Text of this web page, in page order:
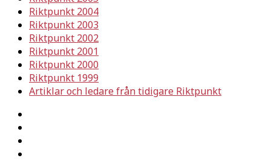
Riktpunkt 2004
Riktpunkt 2003
Riktpunkt 2002
Riktpunkt 2001
Riktpunkt 2000
Riktpunkt 1999
Artiklar och ledare från tidigare Riktpunkt